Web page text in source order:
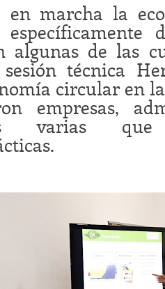
en marcha la
específicamente
algunas de las
técnica
circular en
empresas,
varias que